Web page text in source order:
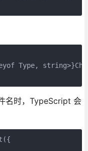
Type,
名时，TypeScript 会